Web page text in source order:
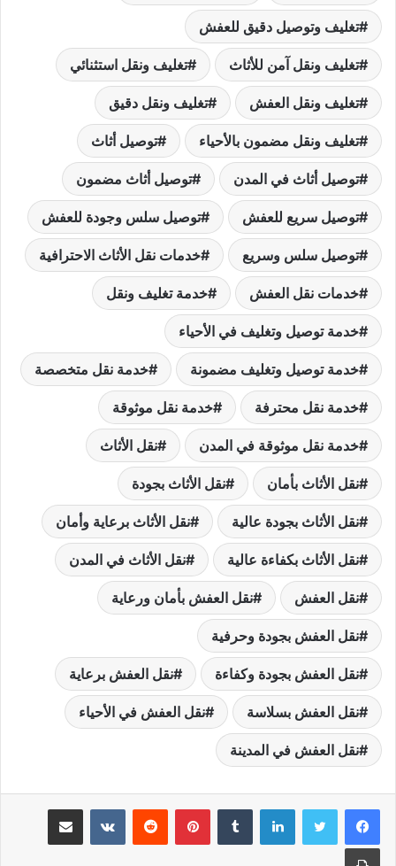
تغليف وتوصيل دقيق للعفش
تغليف ونقل آمن للأثاث تغليف ونقل استثنائي
تغليف ونقل العفش تغليف ونقل دقيق
تغليف ونقل مضمون بالأحياء توصيل أثاث
توصيل أثاث في المدن توصيل أثاث مضمون
توصيل سريع للعفش توصيل سلس وجودة للعفش
توصيل سلس وسريع خدمات نقل الأثاث الاحترافية
خدمات نقل العفش خدمة تغليف ونقل
خدمة توصيل وتغليف في الأحياء
خدمة توصيل وتغليف مضمونة خدمة نقل متخصصة
خدمة نقل محترفة خدمة نقل موثوقة
خدمة نقل موثوقة في المدن نقل الأثاث
نقل الأثاث بأمان نقل الأثاث بجودة
نقل الأثاث بجودة عالية نقل الأثاث برعاية وأمان
نقل الأثاث بكفاءة عالية نقل الأثاث في المدن
نقل العفش نقل العفش بأمان ورعاية
نقل العفش بجودة وحرفية
نقل العفش بجودة وكفاءة نقل العفش برعاية
نقل العفش بسلاسة نقل العفش في الأحياء
نقل العفش في المدينة
لينكدإن بينتيريست مشاركة عبر البريد
طباعة